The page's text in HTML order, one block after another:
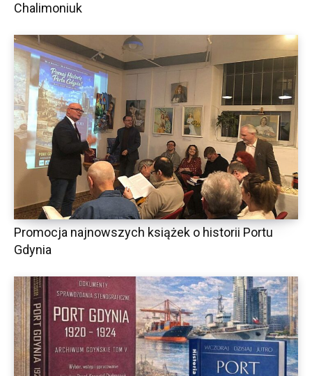
Chalimoniuk
Promocja najnowszych książek o historii Portu
Gdynia